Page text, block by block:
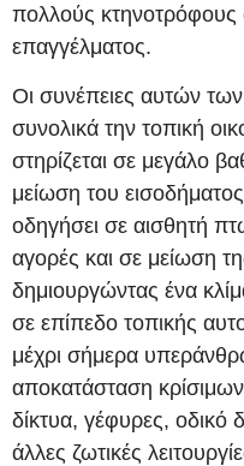
πολλούς κτηνοτρόφους
επαγγέλματος.
Οι συνέπειες αυτών
συνολικά την τοπική
στηρίζεται σε μεγάλο
μείωση του
οδηγήσει σε αισθητή
αγορές και σε μείωση
δημιουργώντας ένα
σε επίπεδο τοπικής
μέχρι σήμερα
αποκατάσταση
δίκτυα, γέφυρες, οδικό
άλλες ζωτικές